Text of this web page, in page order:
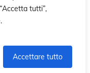
tutti”,
Accettare tutto